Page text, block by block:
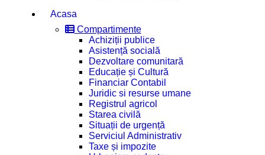
Acasa
Compartimente
Achiziții publice
Asistență socială
Dezvoltare comunitară
Educație și Cultură
Financiar Contabil
Juridic si resurse umane
Registrul agricol
Starea civilă
Situații de urgență
Serviciul Administrativ
Taxe și impozite